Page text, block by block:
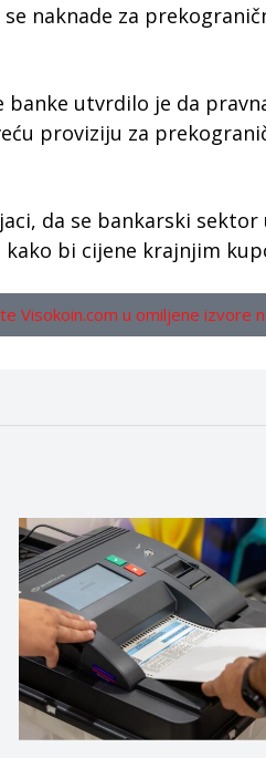
naknade za
banke utvrdilo je da
proviziju za
da se bankarski
kako bi cijene krajnjim
Visokoin.com u omiljene izvore